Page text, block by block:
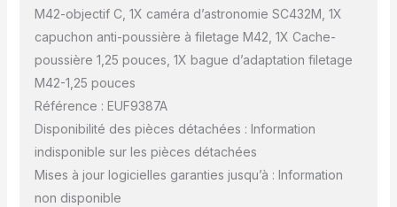
M42-objectif C, 1X caméra d’astronomie SC432M, 1X
capuchon anti-poussière à filetage M42, 1X Cache-
poussière 1,25 pouces, 1X bague d’adaptation filetage
M42-1,25 pouces
Référence : EUF9387A
Disponibilité des pièces détachées : Information
indisponible sur les pièces détachées
Mises à jour logicielles garanties jusqu’à : Information
non disponible